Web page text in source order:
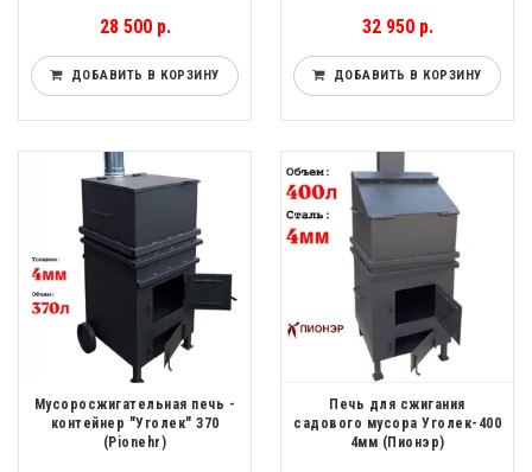
28 500 р.
ДОБАВИТЬ В КОРЗИНУ
32 950 р.
ДОБАВИТЬ В КОРЗИНУ
Мусоросжигательная печь -
контейнер "Уголек" 370
(Pionehr)
Печь для сжигания
садового мусора Уголек-400
4мм (Пионэр)